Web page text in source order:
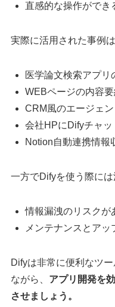
直感的な操作ができ
実際に活用された事例
医学論文検索アプリ
WEBページの内容
CRM風のエージェ
会社HPにDifyチャッ
Notion自動連携情報
一方でDifyを使う際には
情報漏洩のリスクが
メンテナンスとアッ
Difyは非常に便利なツ
ながら、 アプリ開発を
させましょう。